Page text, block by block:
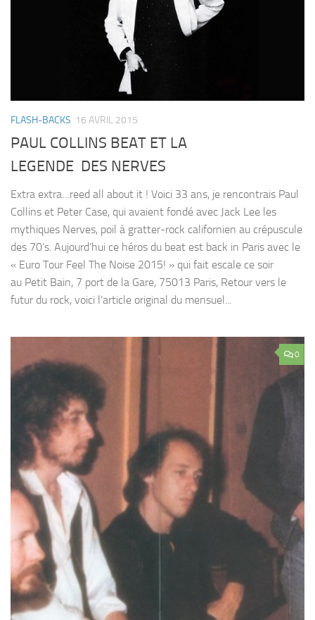
FLASH-BACKS 16 AVRIL 2015
PAUL COLLINS BEAT ET LA
LEGENDE DES NERVES
Extra extra…reed all about it ! Voici 33 ans, je rencontrais Paul
Collins et Peter Case, qui avaient fondé avec Jack Lee les
mythiques Nerves, poil à gratter-rock californien au crépuscule
des 70’s. Aujourd’hui ce héros du beat est back in Paris avec le
« Euro Tour Feel The Noise 2015! » qui fait escale ce soir
au Petit Bain, 7 port de la Gare, 75013 Paris, Retour vers le
futur du rock, voici l’article original du mensuel...
0